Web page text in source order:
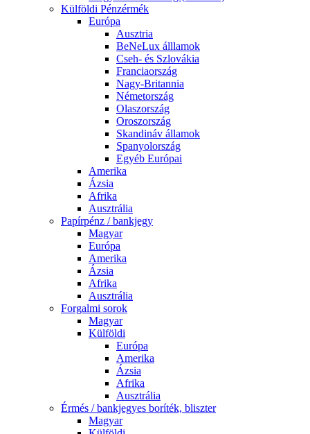
Külföldi Pénzérmék
Európa
Ausztria
BeNeLux álllamok
Cseh- és Szlovákia
Franciaország
Nagy-Britannia
Németország
Olaszország
Oroszország
Skandináv államok
Spanyolország
Egyéb Európai
Amerika
Ázsia
Afrika
Ausztrália
Papírpénz / bankjegy
Magyar
Európa
Amerika
Ázsia
Afrika
Ausztrália
Forgalmi sorok
Magyar
Külföldi
Európa
Amerika
Ázsia
Afrika
Ausztrália
Érmés / bankjegyes boríték, bliszter
Magyar